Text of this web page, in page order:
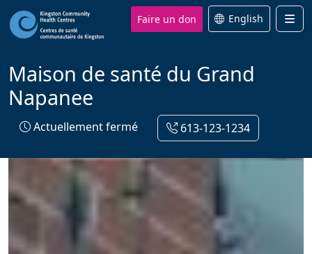
Faire un don English
Maison de santé du Grand
Napanee
Actuellement fermé 613-123-1234